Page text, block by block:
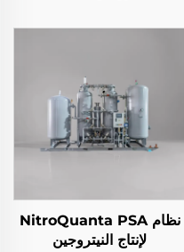
نظام NitroQuanta PSA
لإنتاج النيتروجين